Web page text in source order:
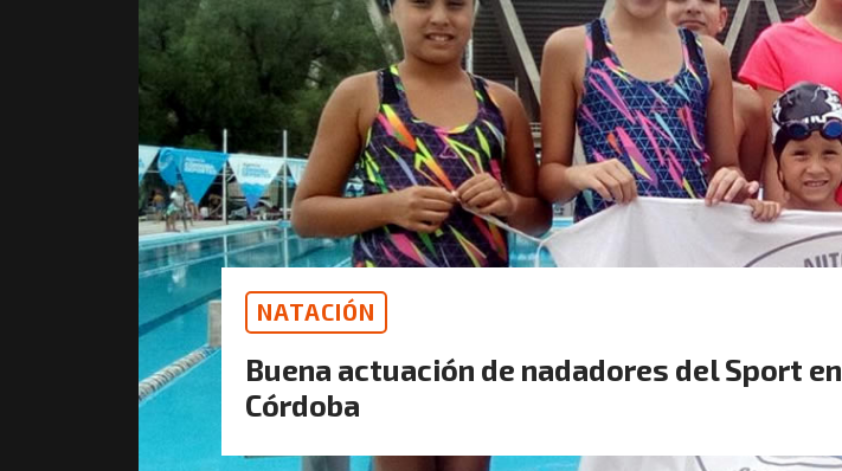
NATACIÓN
Buena actuación de nadadores del Sport en
Córdoba